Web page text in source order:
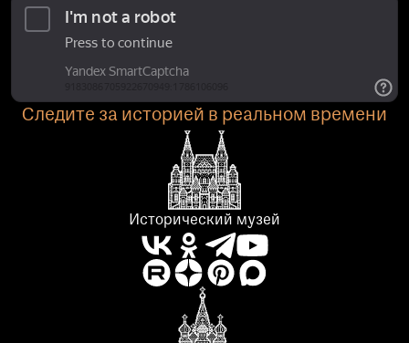
Следите за историей в реальном времени
Исторический музей